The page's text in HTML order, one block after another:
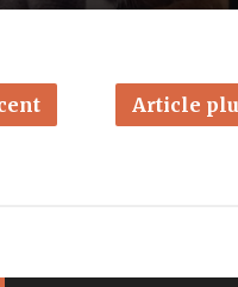
Article